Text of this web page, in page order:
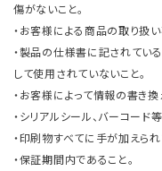
傷がないこと。
・お客様による商品の取り扱
・製品の仕様書に記されてい
して使用されていないこと。
・お客様によって情報の書き換
・シリアルシール、バーコード
・印刷物すべてに手が加えられ
・保証期間内であること。